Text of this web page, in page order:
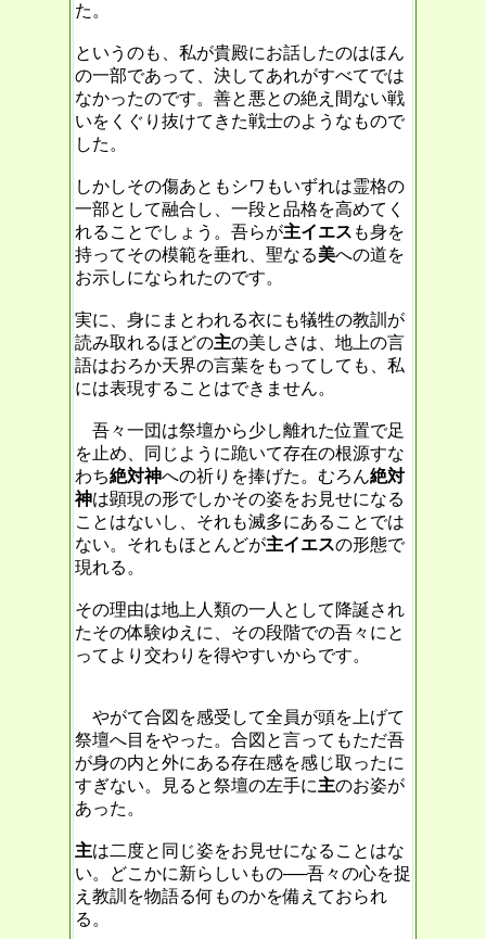
た。
というのも、私が貴殿にお話したのはほん
の一部であって、決してあれがすべてでは
なかったのです。善と悪との絶え間ない戦
いをくぐり抜けてきた戦士のようなもので
した。
しかしその傷あともシワもいずれは霊格の
一部として融合し、一段と品格を高めてく
れることでしょう。吾らが主イエス も身を
持ってその模範を垂れ、聖なる美への道を
お示しになられたのです。
実に、身にまとわれる衣にも犠牲の教訓が
読み取れるほどの主の美しさは、地上の言
語はおろか天界の言葉をもってしても、私
には表現することはできません。
吾々一団は祭壇から少し離れた位置で足
を止め、同じように跪いて存在の根源すな
わち絶対神への祈りを捧げた。むろん絶対
神は顕現の形でしかその姿をお見せになる
ことはないし、それも滅多にあることでは
ない。それもほとんどが主イエスの形態で
現れる。
その理由は地上人類の一人として降誕され
たその体験ゆえに、その段階での吾々にと
ってより交わりを得やすいからです。
やがて合図を感受して全員が頭を上げて
祭壇へ目をやった。合図と言ってもただ吾
が身の内と外にある存在感を感じ取ったに
すぎない。見ると祭壇の左手に主のお姿が
あった。
主は二度と同じ姿をお見せになることはな
い。どこかに新らしいもの──吾々の心を捉
え教訓を物語る何ものかを備えておられ
る。